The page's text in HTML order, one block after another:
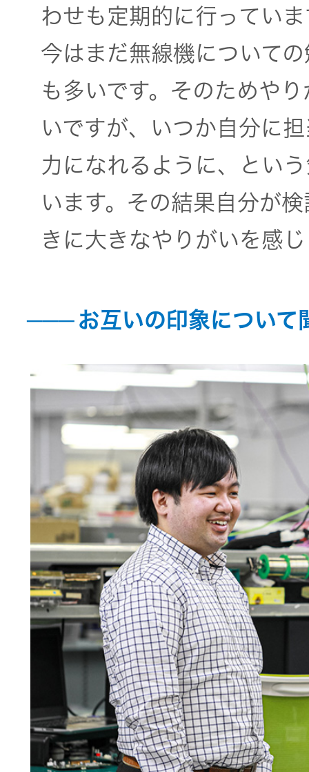
わせも定期的に行っていま
今はまだ無線機について
も多いです。そのためや
いですが、いつか自分に
力になれるように、とい
います。その結果自分が
きに大きなやりがいを感
お互いの印象について